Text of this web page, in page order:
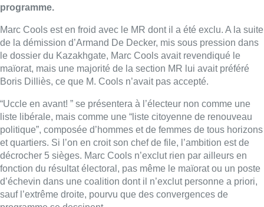
fonction du résultat électoral, pas même le maïorat ou un poste
d’échevin dans une coalition dont il n’exclut personne a priori,
sauf l’extrême droite, pourvu que des convergences de
programme se dessinent.
Pas de noms connus
La liste présentée ne recèle pas de noms connus, mais des
citoyens issus de tous les quartiers et endossant des fonctions
professionnelles et sociales variées.
M. Cools précédera Véronique Lederman, ressortissante
française, docteur en sciences de gestion, Hans Van de Cauter,
avocat et président du parti unitariste Belgische Unie-Union
Belge (BUB), Karine Vilain, une indépendante libérale, et Guy
de Halleux, ex-échevin Ecolo de la Jeunesse, jusqu’en 2006,